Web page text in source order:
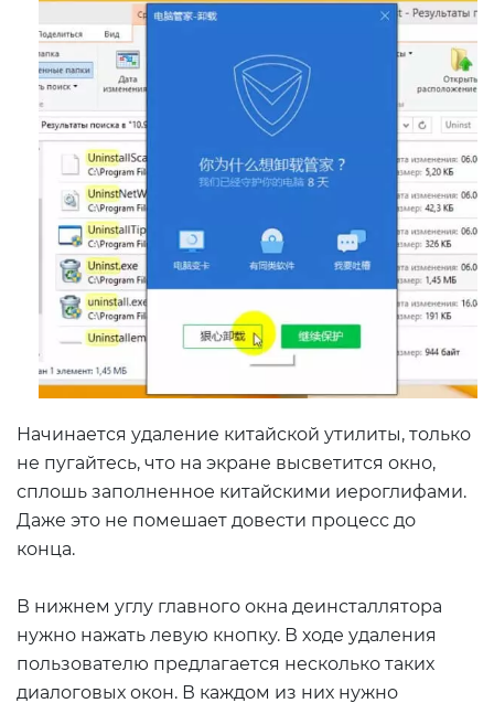
Начинается удаление китайской утилиты, только
не пугайтесь, что на экране высветится окно,
сплошь заполненное китайскими иероглифами.
Даже это не помешает довести процесс до
конца.
В нижнем углу главного окна деинсталлятора
нужно нажать левую кнопку. В ходе удаления
пользователю предлагается несколько таких
диалоговых окон. В каждом из них нужно